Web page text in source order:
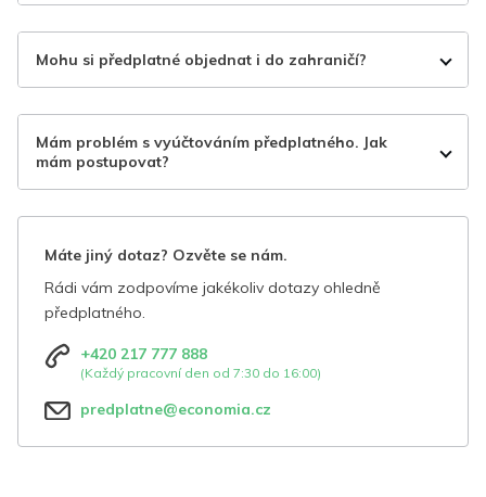
Mohu si předplatné objednat i do zahraničí?
Mám problém s vyúčtováním předplatného. Jak
mám postupovat?
Máte jiný dotaz? Ozvěte se nám.
Rádi vám zodpovíme jakékoliv dotazy ohledně
předplatného.
+420 217 777 888
(Každý pracovní den od 7:30 do 16:00)
predplatne@economia.cz